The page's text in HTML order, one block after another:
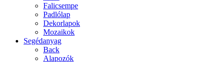
Falicsempe
Padlólap
Dekorlapok
Mozaikok
Segédanyag
Back
Alapozók